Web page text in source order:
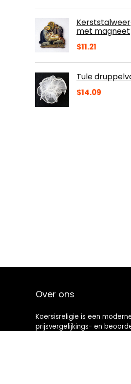
met magneet
$11.21
Tule
$14.09
Over ons
Koersisreligie is een
prijsvergelijkings- en